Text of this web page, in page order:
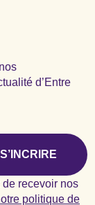
d’Entre
de recevoir nos
politique de
S’INCRIRE